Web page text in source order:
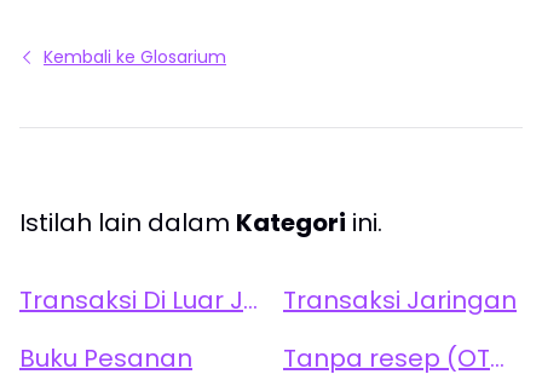
Kembali ke Glosarium
Istilah lain dalam Kategori ini.
Transaksi Di Luar Jaringan
Transaksi Jaringan
Buku Pesanan
Tanpa resep (OTC, Tanpa Resep)